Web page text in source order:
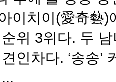
이치이(愛奇藝)
위 3위다. 두
인차다. ‘송송’